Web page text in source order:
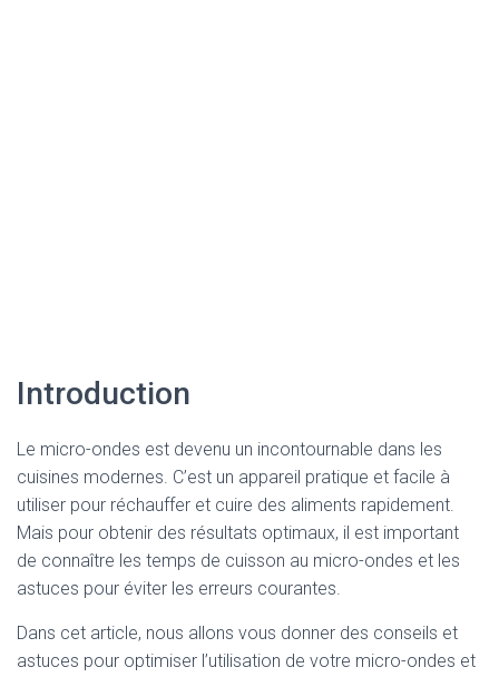
Introduction
Le micro-ondes est devenu un incontournable dans les
cuisines modernes. C’est un appareil pratique et facile à
utiliser pour réchauffer et cuire des aliments rapidement.
Mais pour obtenir des résultats optimaux, il est important
de connaître les temps de cuisson au micro-ondes et les
astuces pour éviter les erreurs courantes.
Dans cet article, nous allons vous donner des conseils et
astuces pour optimiser l’utilisation de votre micro-ondes et